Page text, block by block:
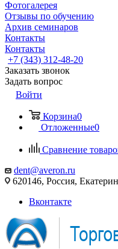
Фотогалерея
Отзывы по обучению
Архив семинаров
Контакты
Контакты
+7 (343) 312-48-20
Заказать звонок
Задать вопрос
Войти
Корзина0
Отложенные0
Сравнение
dent@averon.ru
620146, Россия,
Вконтакте